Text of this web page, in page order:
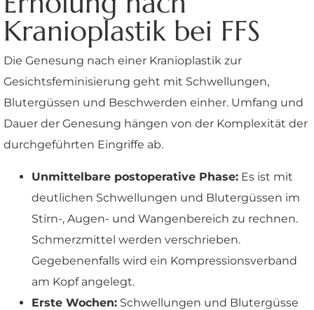
Kranioplastik bei FFS
Die Genesung nach einer Kranioplastik zur
Gesichtsfeminisierung geht mit Schwellungen,
Blutergüssen und Beschwerden einher. Umfang und
Dauer der Genesung hängen von der Komplexität der
durchgeführten Eingriffe ab.
Unmittelbare postoperative Phase: Es ist mit
deutlichen Schwellungen und Blutergüssen im
Stirn-, Augen- und Wangenbereich zu rechnen.
Schmerzmittel werden verschrieben.
Gegebenenfalls wird ein Kompressionsverband
am Kopf angelegt.
Erste Wochen: Schwellungen und Blutergüsse